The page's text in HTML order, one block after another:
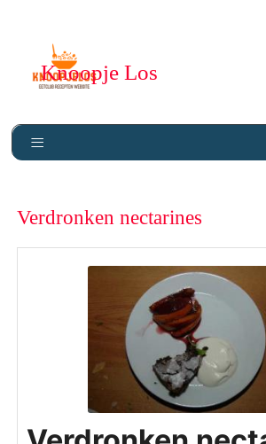
Knoopje Los
Verdronken nectarines